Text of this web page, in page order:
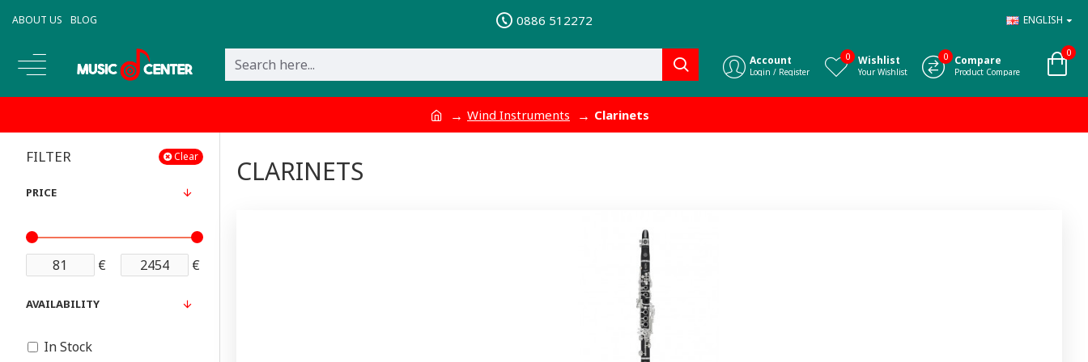
ABOUT US BLOG 0886 512272 ENGLISH
Account
Login / Register
Wishlist
Your Wishlist
0 Compare
Product Compare
0 0
Wind Instruments Clarinets
FILTER Clear
PRICE
€ €
AVAILABILITY
In Stock
CLARINETS